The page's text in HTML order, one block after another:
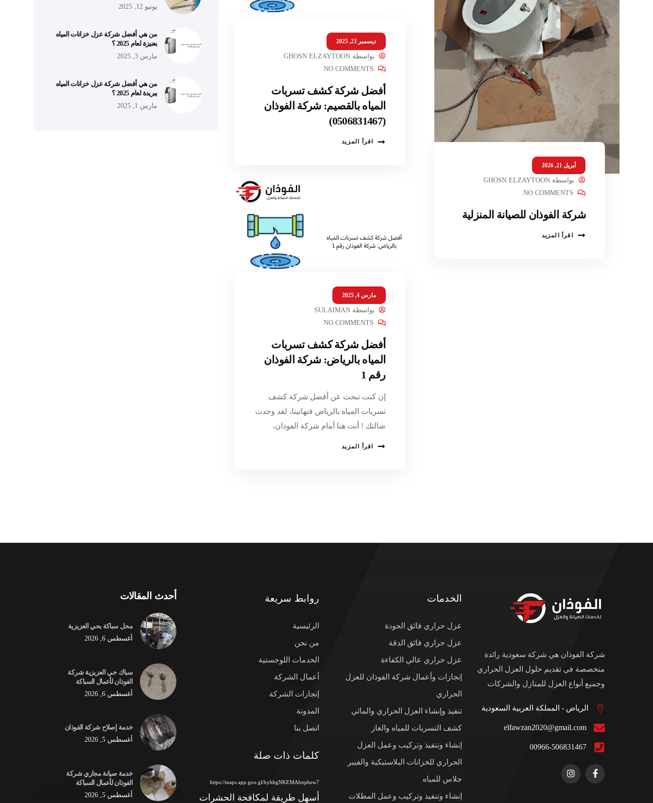
أبريل 21, 2026
بواسطة GHOSN ELZAYTOON
NO COMMENTS
شركة الفوذان للصيانة المنزلية
اقرأ المزيد
ديسمبر 23, 2025
بواسطةGHOSN ELZAYTOON
NO COMMENTS
أفضل شركة كشف تسربات
المياه بالقصيم: شركة الفوذان
(0506831467)
اقرأ المزيد
مارس 4, 2025
بواسطةSULAIMAN
NO COMMENTS
أفضل شركة كشف تسربات
المياه بالرياض: شركة الفوذان
رقم 1
إن كنت تبحث عن أفضل شركة كشف
تسربات المياه بالرياض فتهانينا، لقد وجدت
ضالتك ! أنت هنا أمام شركة الفوذان،
اقرأ المزيد
يونيو 12, 2025
من هي أفضل شركة عزل خزانات المياه
بعنيزة لعام 2025 ؟
مارس 3, 2025
من هي أفضل شركة عزل خزانات المياه
ببريدة لعام 2025 ؟
مارس 1, 2025
شركة الفوذان هي شركة سعودية رائدة
متخصصة في تقديم حلول العزل الحراري
وجميع أنواع العزل للمنازل والشركات
الرياض - المملكة العربية السعودية
elfawzan2020@gmail.com
00966-506831467
الخدمات
عزل حراري فائق الجودة
عزل حراري فائق الدقة
عزل حراري عالي الكفاءة
إنجازات وأعمال شركة الفوذان للعزل
الحراري
تنفيذ وإنشاء العزل الحراري والمائي
كشف التسربات للمياه والغاز
إنشاء وتنفيذ وتركيب وعمل العزل
الحراري للخزانات البلاستيكية والفيبر
جلاس للمياه
إنشاء وتنفيذ وتركيب وعمل المظلات
روابط سريعة
الرئيسية
من نحن
الخدمات اللوجستية
أعمال الشركة
إنجازات الشركة
المدونة
اتصل بنا
كلمات ذات صلة
https://maps.app.goo.gl/byhhgNKEMAbnphew7
أسهل طريقة لمكافحة الحشرات
أحدث المقالات
محل سباكة بحي العزيزية
أغسطس 6, 2026
سباك حي العزيزية شركة
الفوذان لأعمال السباكة
أغسطس 6, 2026
خدمة إصلاح شركة الفوذان
أغسطس 5, 2026
خدمة صيانة مجاري شركة
الفوذان لأعمال السباكة
أغسطس 5, 2026